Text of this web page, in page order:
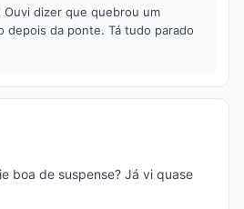
Ouvi dizer que quebrou um
depois da ponte. Tá tudo parado
boa de suspense? Já vi quase